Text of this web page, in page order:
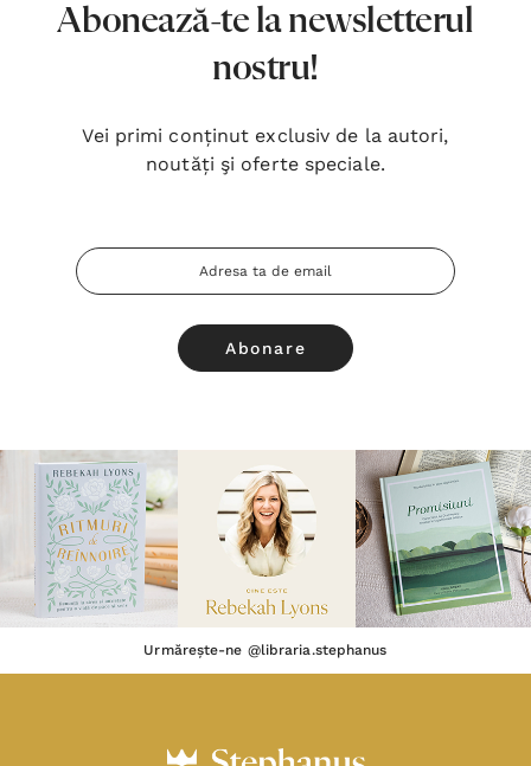
Abonează-te la newsletterul
nostru!
Vei primi conținut exclusiv de la autori,
noutăți şi oferte speciale.
Adresa
Email
Urmărește-ne @libraria.stephanus